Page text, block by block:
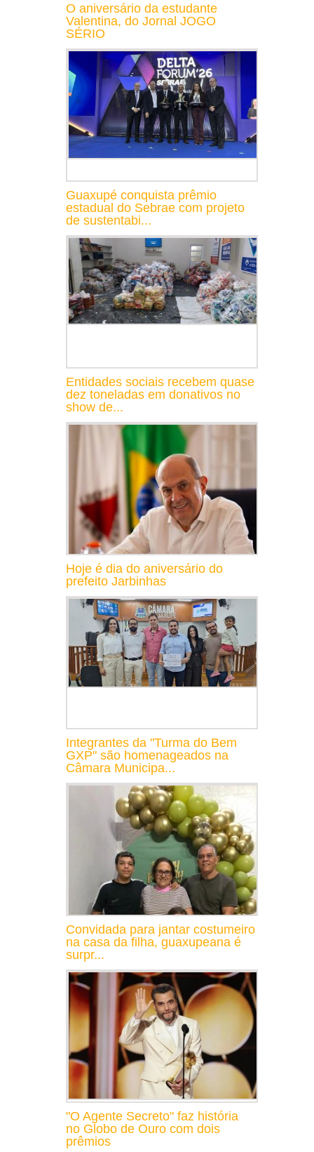
O aniversário da estudante
Valentina, do Jornal JOGO
SÉRIO
Guaxupé conquista prêmio
estadual do Sebrae com projeto
de sustentabi...
Entidades sociais recebem quase
dez toneladas em donativos no
show de...
Hoje é dia do aniversário do
prefeito Jarbinhas
Integrantes da "Turma do Bem
GXP" são homenageados na
Câmara Municipa...
Convidada para jantar costumeiro
na casa da filha, guaxupeana é
surpr...
"O Agente Secreto" faz história
no Globo de Ouro com dois
prêmios